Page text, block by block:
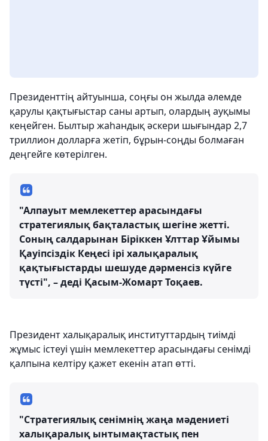
Президенттің айтуынша, соңғы он жылда әлемде
қарулы қақтығыстар саны артып, олардың ауқымы
кеңейген. Былтыр жаһандық әскери шығындар 2,7
триллион долларға жетіп, бұрын-соңды болмаған
деңгейге көтерілген.
"Алпауыт мемлекеттер арасындағы
стратегиялық бақталастық шегіне жетті.
Соның салдарынан Біріккен Ұлттар Ұйымы
Қауіпсіздік Кеңесі ірі халықаралық
қақтығыстарды шешуде дәрменсіз күйге
түсті", – деді Қасым-Жомарт Тоқаев.
Президент халықаралық институттардың тиімді
жұмыс істеуі үшін мемлекеттер арасындағы сенімді
қалпына келтіру қажет екенін атап өтті.
"Стратегиялық сенімнің жаңа мәдениеті
халықаралық ынтымақтастық пен